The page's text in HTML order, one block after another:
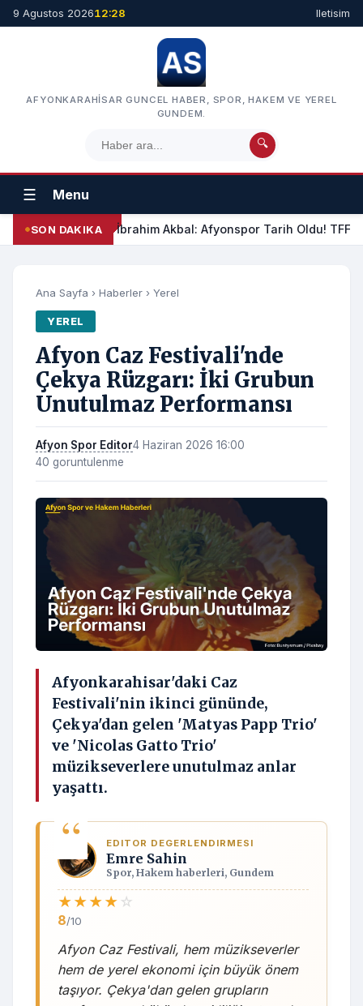
9 Agustos 202612:28 Iletisim
AFYONKARAHISAR GUNCEL HABER, SPOR, HAKEM VE YEREL
GUNDEM.
🔍
☰ Menu
SON DAKIKA İbrahim Akbal: Afyonspor Tarih Oldu! TFF
Ana Sayfa › Haberler › Yerel
YEREL
Afyon Caz Festivali'nde
Çekya Rüzgarı: İki Grubun
Unutulmaz Performansı
Afyon Spor Editor4 Haziran 2026 16:00
40 goruntulenme
Afyonkarahisar'daki Caz
Festivali'nin ikinci gününde,
Çekya'dan gelen 'Matyas Papp Trio'
ve 'Nicolas Gatto Trio'
müzikseverlere unutulmaz anlar
yaşattı.
EDITOR DEGERLENDIRMESI
Emre Sahin
Spor, Hakem haberleri, Gundem
★★★★ ☆
8/10
Afyon Caz Festivali, hem müzikseverler
hem de yerel ekonomi için büyük önem
taşıyor. Çekya'dan gelen grupların